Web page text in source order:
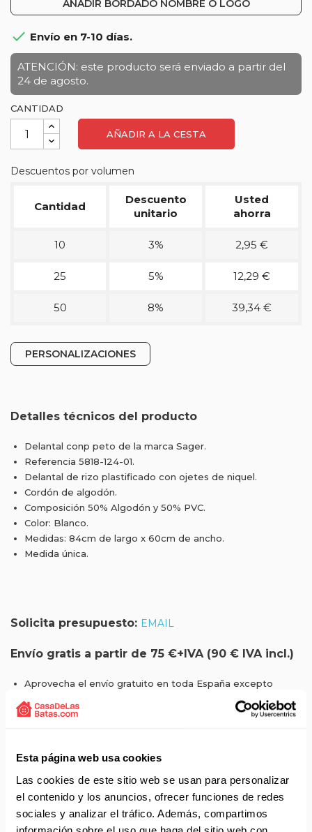
Esta página web usa cookies
Las cookies de este sitio web se usan para personalizar
el contenido y los anuncios, ofrecer funciones de redes
sociales y analizar el tráfico. Además, compartimos
AÑADIR BORDADO NOMBRE O LOGO
 Envío en 7-10 días.
ATENCIÓN: este producto será enviado a partir del
24 de agosto.
CANTIDAD
AÑADIR A LA CESTA
Descuentos por volumen
Cantidad
Descuento
unitario
Usted
ahorra
10 3% 2,95 €
25 5% 12,29 €
50 8% 39,34 €
PERSONALIZACIONES
Detalles técnicos del producto
Delantal conp peto de la marca Sager.
Referencia 5818-124-01.
Delantal de rizo plastificado con ojetes de niquel.
Cordón de algodón.
Composición 50% Algodón y 50% PVC.
Color: Blanco.
Medidas: 84cm de largo x 60cm de ancho.
Medida única.
Solicita presupuesto: EMAIL
Envío gratis a partir de 75 €+IVA (90 € IVA incl.)
Aprovecha el envío gratuito en toda España excepto
Canarias, Baleares, Ceuta y Melilla.
No realizamos envíos del 10 al 21 de agosto.
con disponibilidad 24/48 horas.
Si adquieres productos con distinto plazo de entrega, el
pedido se envía cuando está completo.